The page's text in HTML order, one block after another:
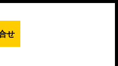
せ